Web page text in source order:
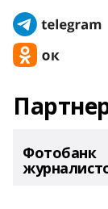
Фотобанк